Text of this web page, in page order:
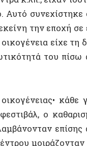
κάθε γιος
ο καθαρισμός
επίσης από
μια
όλα τα
εξωτερικό
οικογενειακό